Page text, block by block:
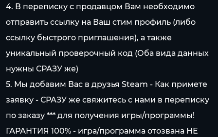
4. В переписку с продавцом Вам необходимо
отправить ссылку на Ваш стим профиль (либо
ссылку быстрого приглашения), а также
уникальный проверочный код (Оба вида данных
нужны СРАЗУ же)
5. Мы добавим Вас в друзья Steam - Как примете
заявку - СРАЗУ же свяжитесь с нами в переписку
по заказу *** для получения игры/программы!
ГАРАНТИЯ 100% - игра/программа отозвана НЕ